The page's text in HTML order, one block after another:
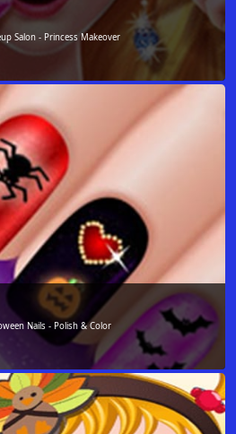
Salon - Princess Makeover
Nails - Polish & Color